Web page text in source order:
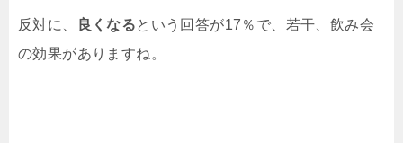
反対に、 良くなるという回答が17％で、若干、飲み会
の効果がありますね。